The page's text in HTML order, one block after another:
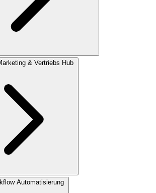
& Vertriebs Hub
Automatisierung